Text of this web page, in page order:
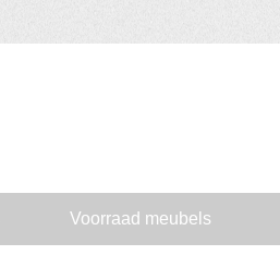
Voorraad meubels